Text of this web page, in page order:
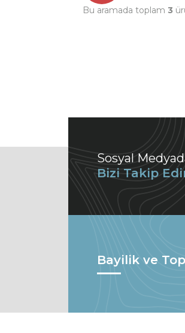
Bu aramada toplam 3
Sosyal
Bizi Takip
Bayilik ve